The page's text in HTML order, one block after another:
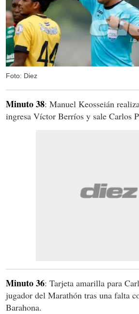
Foto: Diez
Minuto 38: Manuel Keosseián
ingresa Víctor Berríos y sale Carlos
Minuto 36: Tarjeta amarilla para
jugador del Marathón tras una falta
Barahona.